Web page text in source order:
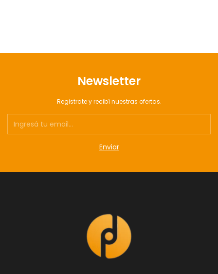
Newsletter
Registrate y recibí nuestras ofertas.